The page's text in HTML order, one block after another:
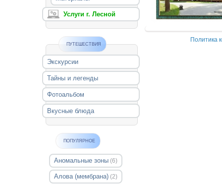
Услуги г. Лесной
ПУТЕШЕСТВИЯ
Экскурсии
Тайны и легенды
Фотоальбом
Вкусные блюда
ПОПУЛЯРНОЕ
Аномальные зоны (6)
Алова (мембрана) (2)
Политика